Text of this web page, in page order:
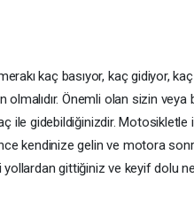
kaç basıyor, kaç gidiyor, kaç
Önemli olan sizin veya
gidebildiğinizdir. Motosikletle
kendinize gelin ve motora
yollardan gittiğiniz ve keyif dolu